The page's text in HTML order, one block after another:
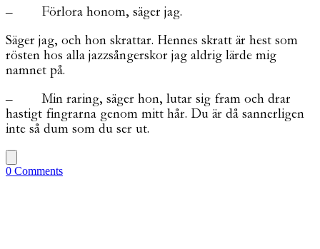
– Förlora honom, säger jag.
Säger jag, och hon skrattar. Hennes skratt är hest som
rösten hos alla jazzsångerskor jag aldrig lärde mig
namnet på.
– Min raring, säger hon, lutar sig fram och drar
hastigt fingrarna genom mitt hår. Du är då sannerligen
inte så dum som du ser ut.
0 Comments